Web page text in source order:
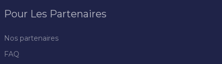
Pour Les Partenaires
Nos partenaires
FAQ